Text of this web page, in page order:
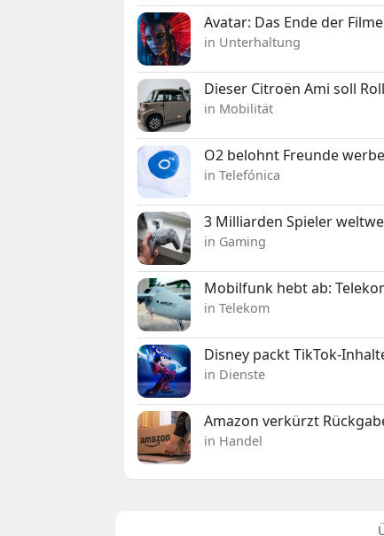
Avatar: Das Ende der
in Unterhaltung
Dieser Citroën Ami soll
in Mobilität
O2 belohnt Freunde
in Telefónica
3 Milliarden Spieler
in Gaming
Mobilfunk hebt ab:
in Telekom
Disney packt TikTok-
in Dienste
Amazon verkürzt
in Handel